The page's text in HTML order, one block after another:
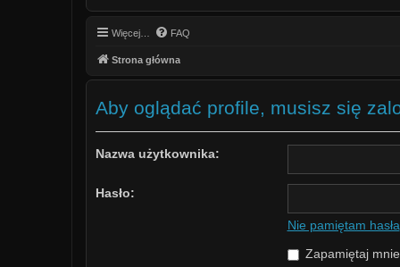
Więcej… FAQ
Strona główna
Aby oglądać profile, musisz się
Nazwa użytkownika:
Hasło:
Nie pamiętam hasła
Zapamiętaj mnie